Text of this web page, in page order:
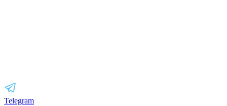
Telegram